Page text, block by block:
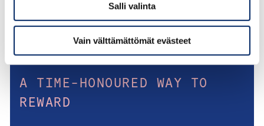
Salli valinta
Vain välttämättömät evästeet
A TIME-HONOURED WAY TO
REWARD